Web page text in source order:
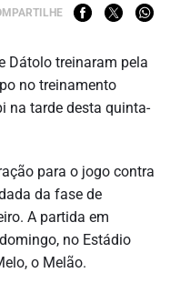
Dátolo treinaram pela
no treinamento
na tarde desta quinta-
para o jogo contra
da fase de
A partida em
no Estádio
o Melão.